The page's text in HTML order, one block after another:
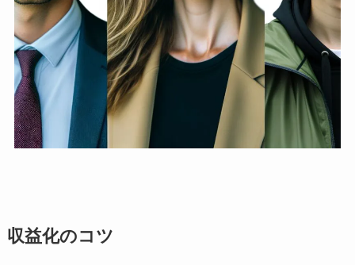
収益化のコツ